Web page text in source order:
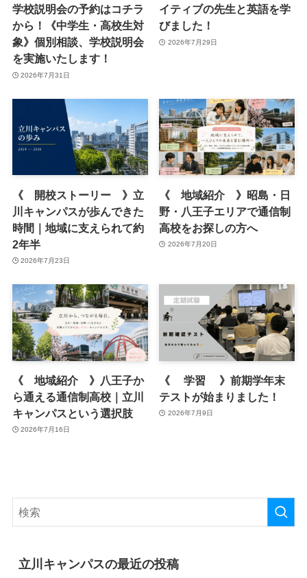
学校説明会の予約はコチラ
から！《中学生・高校生対
象》個別相談、学校説明会
を実施いたします！
2026年7月31日
イティブの先生と英語を学
びました！
2026年7月29日
《 開校ストーリー 》立
川キャンパスが歩んできた
時間｜地域に支えられて約
2年半
2026年7月23日
《 地域紹介 》昭島・日
野・八王子エリアで通信制
高校をお探しの方へ
2026年7月20日
《 地域紹介 》八王子か
ら通える通信制高校｜立川
キャンパスという選択肢
2026年7月16日
《 学習 》前期学年末
テストが始まりました！
2026年7月9日
立川キャンパスの最近の投稿